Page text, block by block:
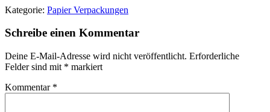
Kategorie: Papier Verpackungen
Schreibe einen Kommentar
Deine E-Mail-Adresse wird nicht veröffentlicht. Erforderliche
Felder sind mit * markiert
Kommentar *